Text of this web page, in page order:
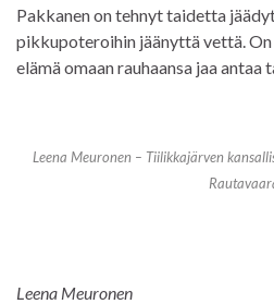
Pakkanen on tehnyt taidetta
pikkupoteroihin jäänyttä vettä. On
elämä omaan rauhaansa jaa antaa
Leena Meuronen – Tiilikkajärven
Leena Meuronen